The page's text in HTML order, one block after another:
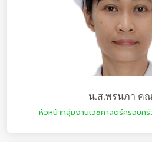
น.ส.พรนภา ค
หัวหน้ากลุ่มงานเวชศาสตร์ครอบค